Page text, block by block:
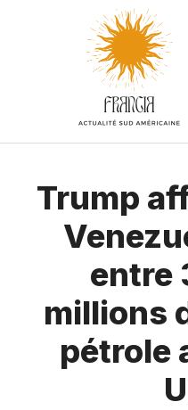
Trump
entre
millions
pétrole